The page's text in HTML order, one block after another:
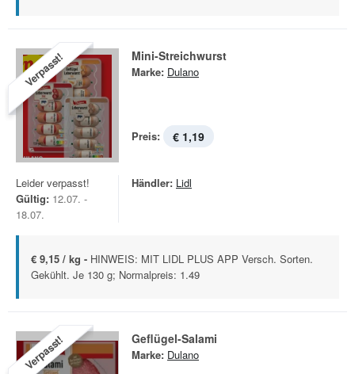
Verpasst! Mini-Streichwurst
Marke: Dulano
Preis: € 1,19
Leider verpasst!
Gültig: 12.07. -
18.07.
Händler: Lidl
€ 9,15 / kg - HINWEIS: MIT LIDL PLUS APP Versch. Sorten.
Gekühlt. Je 130 g; Normalpreis: 1.49
Verpasst! Geflügel-Salami
Marke: Dulano